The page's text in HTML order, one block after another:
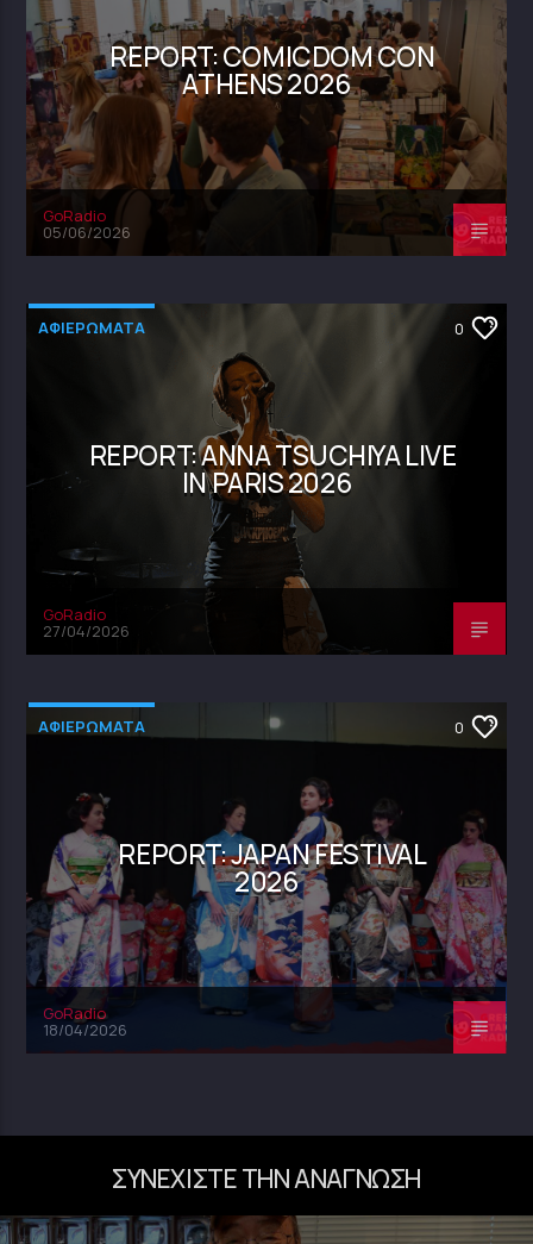
REPORT: COMICDOM CON
ATHENS 2026
GoRadio
05/06/2026
ΑΦΙΕΡΩΜΑΤΑ 0
REPORT: ANNA TSUCHIYA LIVE
IN PARIS 2026
GoRadio
27/04/2026
ΑΦΙΕΡΩΜΑΤΑ 0
REPORT: JAPAN FESTIVAL
2026
GoRadio
18/04/2026
ΣΥΝΕΧΊΣΤΕ ΤΗΝ ΑΝΆΓΝΩΣΗ